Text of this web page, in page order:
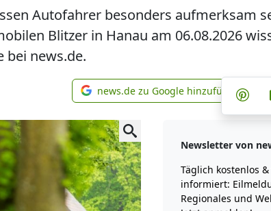
Autofahrer besonders aufmerksam
Blitzer in Hanau am 06.08.2026
bei news.de.
news.de zu Google
news.de zu Google hinzufügen
Newsletter von
Täglich kostenlos
informiert:
Regionales und